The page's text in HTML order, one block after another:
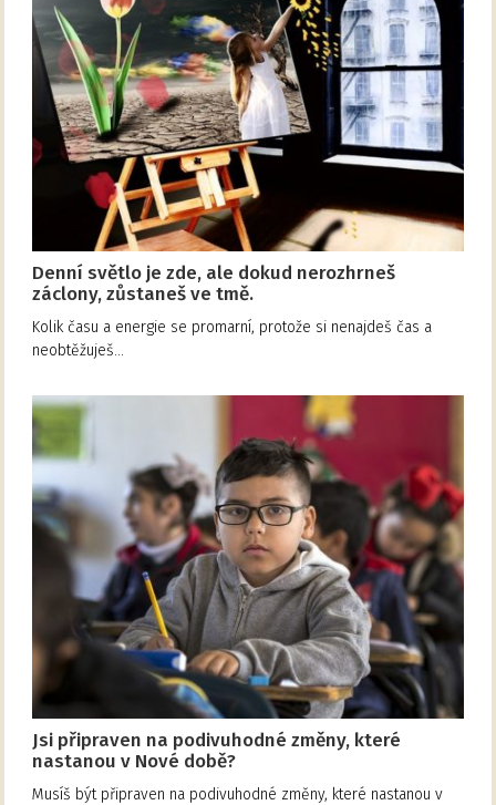
Denní světlo je zde, ale dokud nerozhrneš
záclony, zůstaneš ve tmě.
Kolik času a energie se promarní, protože si nenajdeš čas a
neobtěžuješ…
Jsi připraven na podivuhodné změny, které
nastanou v Nové době?
Musíš být připraven na podivuhodné změny, které nastanou v